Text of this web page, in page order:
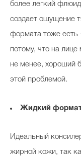
более легкий
создает ощущение
формата тоже есть
потому, что на лице
не менее, хороший
этой проблемой.
Жидкий
Идеальный
жирной кожи, так